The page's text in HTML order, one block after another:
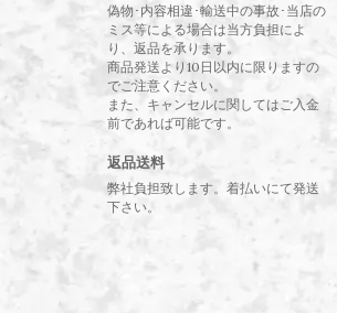
偽物･内容相違･輸送中の事故･当店の
ミス等による場合は当方負担によ
り、返品を承ります。
商品発送より10日以内に限りますの
でご注意ください。
また、キャンセルに関してはご入金
前であれば可能です。
返品送料
弊社負担致します。着払いにて発送
下さい。